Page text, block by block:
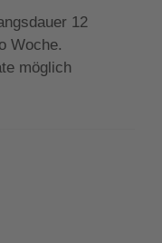
12
Woche.
möglich